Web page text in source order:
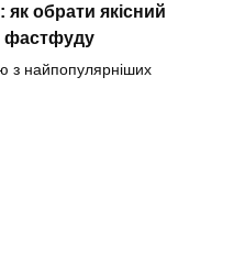
як обрати якісний
фастфуду
з найпопулярніших